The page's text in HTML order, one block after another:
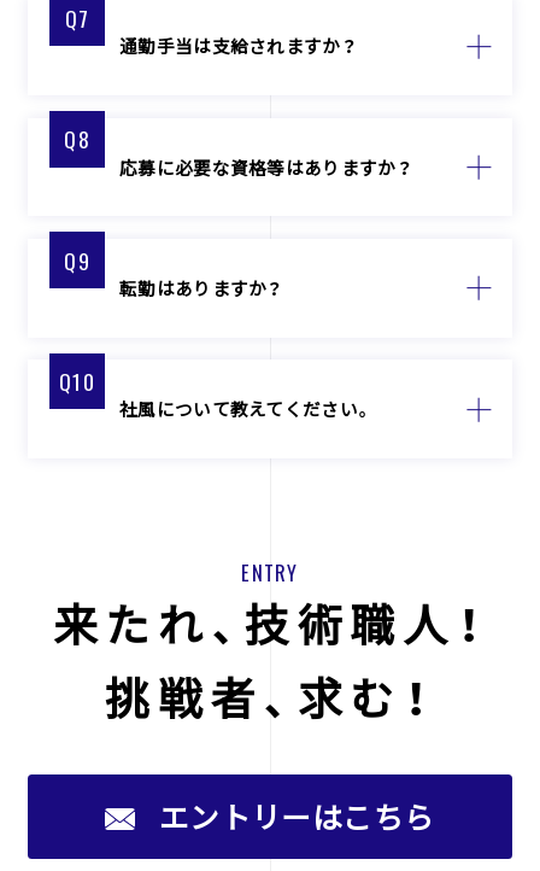
会社情報
Q7
通勤手当は支給されますか？
Q8
応募に必要な資格等はありますか？
Q9
転勤はありますか？
Q10
社風について教えてください。
ENTRY
来たれ、技術職人！
挑戦者、求む！
エントリーはこちら